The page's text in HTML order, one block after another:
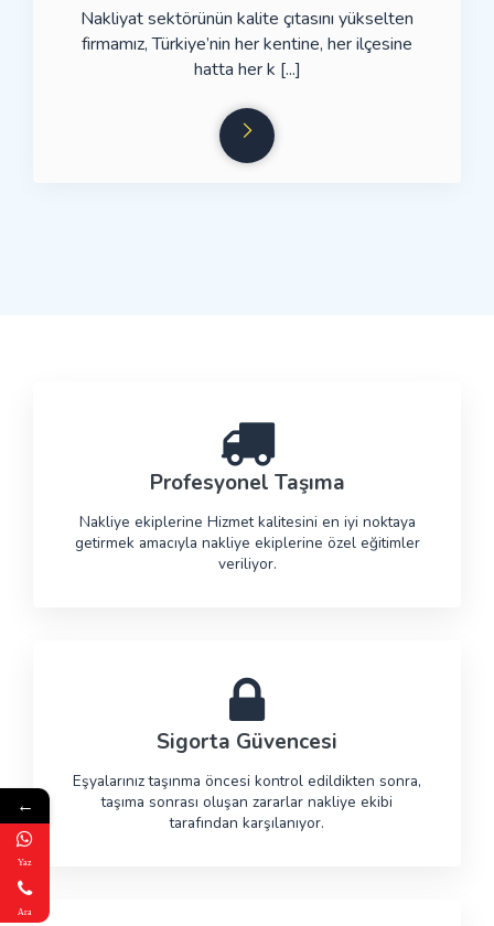
Nakliyat sektörünün kalite çıtasını yükselten
firmamız, Türkiye’nin her kentine, her ilçesine
hatta her k [...]
Profesyonel Taşıma
Nakliye ekiplerine Hizmet kalitesini en iyi noktaya
getirmek amacıyla nakliye ekiplerine özel eğitimler
veriliyor.
Sigorta Güvencesi
Eşyalarınız taşınma öncesi kontrol edildikten sonra,
taşıma sonrası oluşan zararlar nakliye ekibi
tarafından karşılanıyor.
←
Yaz
Ara